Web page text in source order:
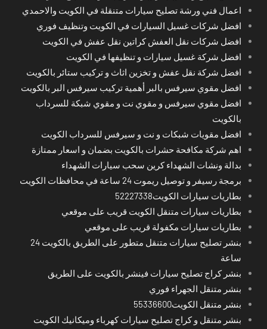
اعمال فني ورشة تصليح سيارات متنقلة في الكويت والاحمدي
افضل شركات غسيل السيارات في الكويت وتنظيف فوري
افضل شركات نقل العفش كراتين نقل عفش في الكويت
افضل شركة غسيل سيارات و تنظيفها في الكويت
افضل شركة نقل عفش و تخزين اثاث و تركيب ستائر بالكويت
افضل مقوي سيرفس بالبر أهمية تركيب سيرفس البر بالكويت
افضل مقوي سيرفس و مقوي نت و مقوي شبكة للسرداب
بالكويت
افضل مقويات شبكات و نت و سيرفس للسرداب الكويت
اهم شركة مكافحة حشرات بالكويت بضمان و اسعار ممتازة
بدالة ونشات الشهداء كرين سحب سيارات الشهداء
برمجة رسيفر و توصيل ريموت 24 ساعة في محافظات الكويت
بطاريات سيارات الكويت52227338
بطاريات سيارات متنقل الكويت قريب على موقعي
بطاريات سيارات مكفولة قريب على موقعي
بنشر تصليح سيارات متنقل متطور على الطريق بالكويت 24
ساعة
بنشر كراج تصليح سيارات فينشر بالكويت على الطريق
بنشر متنقل الجهراء فوري
بنشر متنقل الكويت55336600
بنشر متنقل و كراج تصليح سيارات كهرباء وميكانيك الكويت